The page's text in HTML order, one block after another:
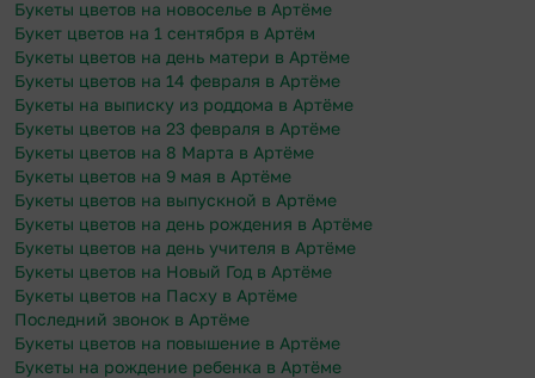
Букеты цветов на новоселье в Артёме
Букет цветов на 1 сентября в Артём
Букеты цветов на день матери в Артёме
Букеты цветов на 14 февраля в Артёме
Букеты на выписку из роддома в Артёме
Букеты цветов на 23 февраля в Артёме
Букеты цветов на 8 Марта в Артёме
Букеты цветов на 9 мая в Артёме
Букеты цветов на выпускной в Артёме
Букеты цветов на день рождения в Артёме
Букеты цветов на день учителя в Артёме
Букеты цветов на Новый Год в Артёме
Букеты цветов на Пасху в Артёме
Последний звонок в Артёме
Букеты цветов на повышение в Артёме
Букеты на рождение ребенка в Артёме